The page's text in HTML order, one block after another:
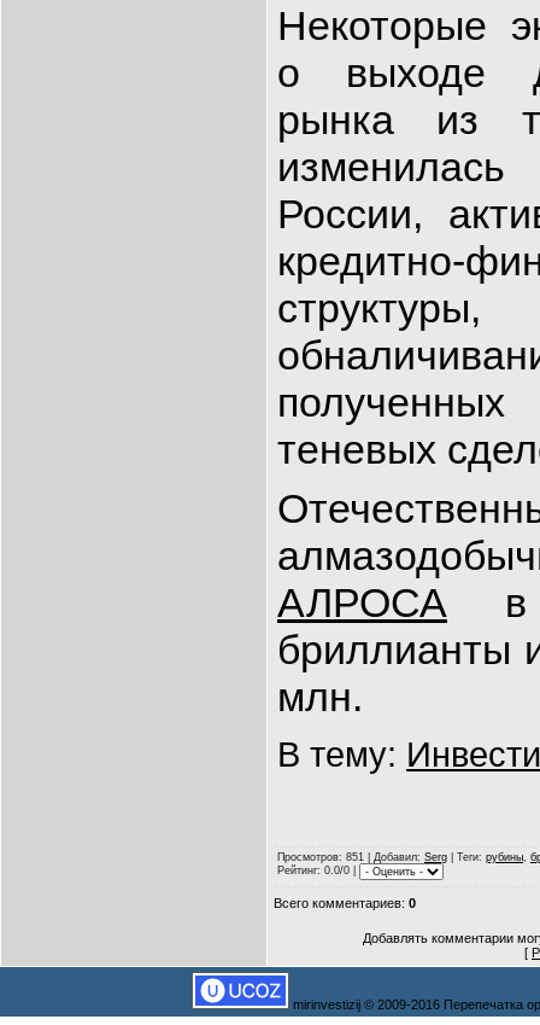
Некоторые
о выходе
рынка из
России,
кредитно-
теневых
АЛРОСА в
бриллианты
млн.
В тему:
Просмотров: 851 | Добавил: Serg Теги: рубины
Рейтинг: 0.0/0 |
Всего комментариев: 0
Добавлять комментарии
[
mirinvestizij © 2009-2016 Перепечатка